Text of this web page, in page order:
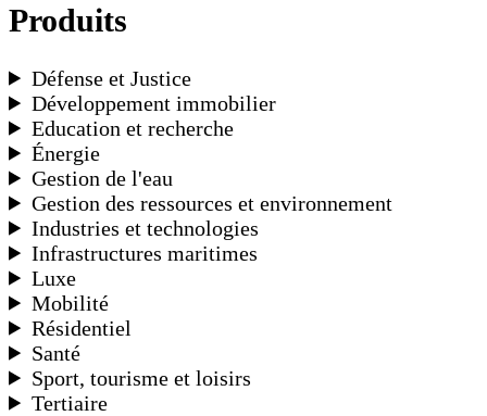
Produits
Défense et Justice
Développement immobilier
Education et recherche
Énergie
Gestion de l'eau
Gestion des ressources et environnement
Industries et technologies
Infrastructures maritimes
Luxe
Mobilité
Résidentiel
Santé
Sport, tourisme et loisirs
Tertiaire